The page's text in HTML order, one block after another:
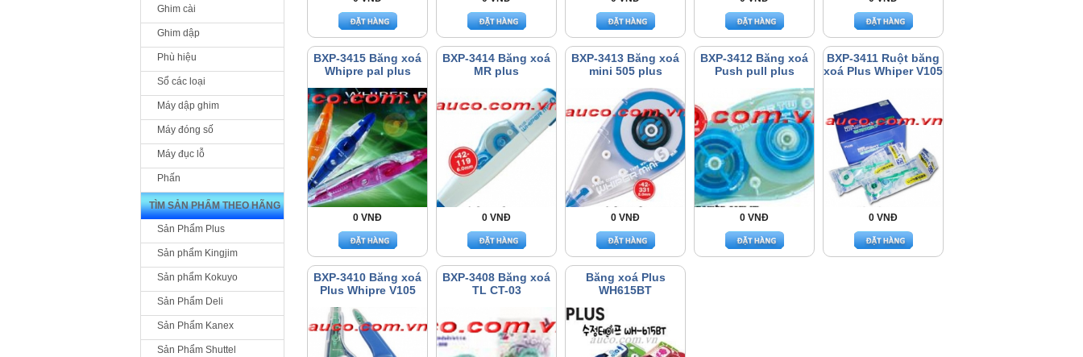
Ghim cài
Ghim dập
Phù hiệu
Sổ các loại
Máy dập ghim
Máy đóng số
Máy đục lỗ
Phấn
TÌM SẢN PHẨM THEO HÃNG
Sản Phẩm Plus
Sản phẩm Kingjim
Sản phẩm Kokuyo
Sản Phẩm Deli
Sản Phẩm Kanex
Sản Phẩm Shuttel
BXP-3415 Băng xoá
Whipre pal plus
0 VNĐ
BXP-3414 Băng xoá
MR plus
0 VNĐ
BXP-3413 Băng xoá
mini 505 plus
0 VNĐ
BXP-3412 Băng xoá
Push pull plus
0 VNĐ
BXP-3411 Ruột băng
xoá Plus Whiper V105
0 VNĐ
BXP-3410 Băng xoá
Plus Whipre V105
BXP-3408 Băng xoá
TL CT-03
Băng xoá Plus
WH615BT